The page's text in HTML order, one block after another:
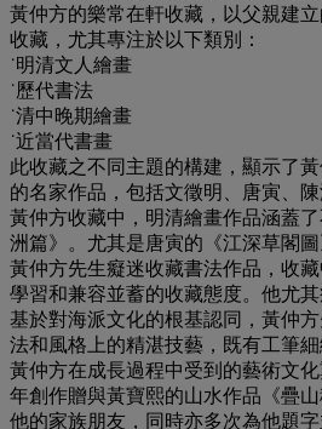
黃仲方的樂常在軒收藏，以父親建
收藏，尤其專注於以下類別：
˙明清文人繪畫
˙歷代書法
˙清中晚期繪畫
˙近當代書畫
此收藏之不同主題的構建，顯示了
的名家作品，包括文徵明、唐寅、陳
黃仲方收藏中，明清繪畫作品涵蓋
洲篇》。尤其是唐寅的《江深草閣
黃仲方先生癡迷收藏書法作品，收
學習和兼容並蓄的收藏態度。他尤
基於對海派文化的根基認同，黃仲
法和風格上的精湛技藝，既有工筆
黃仲方在成長過程中受到的藝術文
年創作贈與黃寶熙的山水作品《疊
他的家族朋友，同時亦多次為他題字